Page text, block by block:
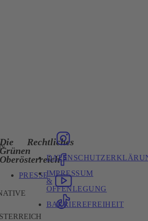
Die
Grünen
Oberösterreich
PRESSE
Rechtliches
IMPRESSUM
&
OFFENLEGUNG
BARRIEREFREIHEIT